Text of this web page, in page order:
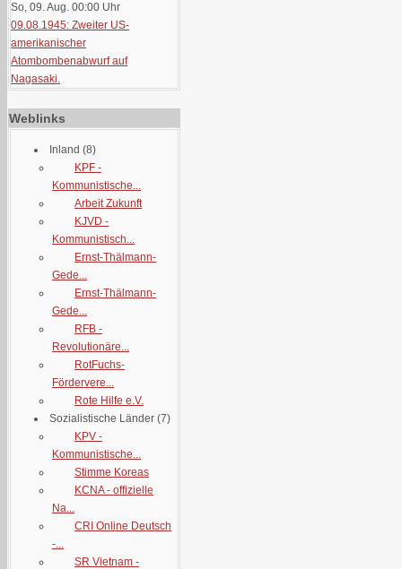
So, 09. Aug. 00:00 Uhr
09.08.1945: Zweiter US-
amerikanischer
Atombombenabwurf auf
Nagasaki.
Weblinks
Inland (8)
KPF -
Kommunistische...
Arbeit Zukunft
KJVD -
Kommunistisch...
Ernst-Thälmann-
Gede...
Ernst-Thälmann-
Gede...
RFB -
Revolutionäre...
RotFuchs-
Fördervere...
Rote Hilfe e.V.
Sozialistische Länder (7)
KPV -
Kommunistische...
Stimme Koreas
KCNA - offizielle
Na...
CRI Online Deutsch
-...
SR Vietnam -